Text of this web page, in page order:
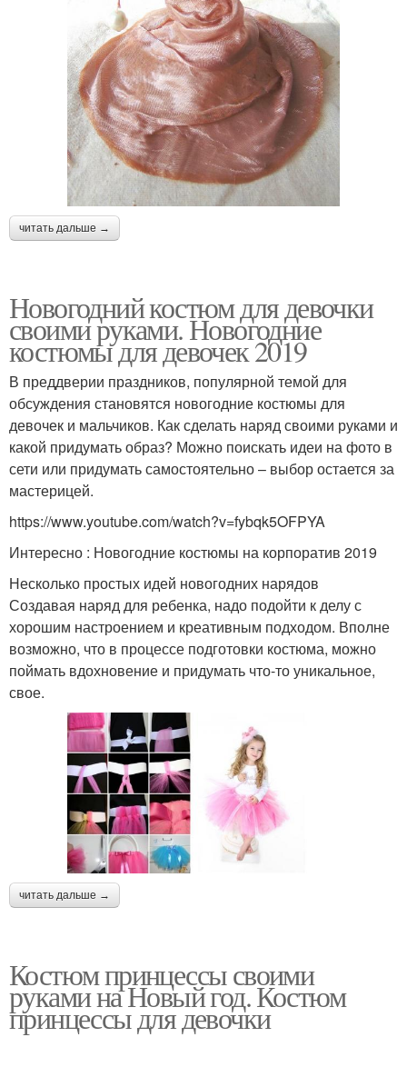
читать дальше →
Новогодний костюм для девочки
своими руками. Новогодние
костюмы для девочек 2019
В преддверии праздников, популярной темой для
обсуждения становятся новогодние костюмы для
девочек и мальчиков. Как сделать наряд своими руками и
какой придумать образ? Можно поискать идеи на фото в
сети или придумать самостоятельно – выбор остается за
мастерицей.
https://www.youtube.com/watch?v=fybqk5OFPYA
Интересно : Новогодние костюмы на корпоратив 2019
Несколько простых идей новогодних нарядов
Создавая наряд для ребенка, надо подойти к делу с
хорошим настроением и креативным подходом. Вполне
возможно, что в процессе подготовки костюма, можно
поймать вдохновение и придумать что-то уникальное,
свое.
читать дальше →
Костюм принцессы своими
руками на Новый год. Костюм
принцессы для девочки